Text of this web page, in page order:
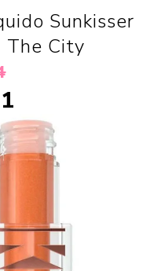
Sunkisser
The City